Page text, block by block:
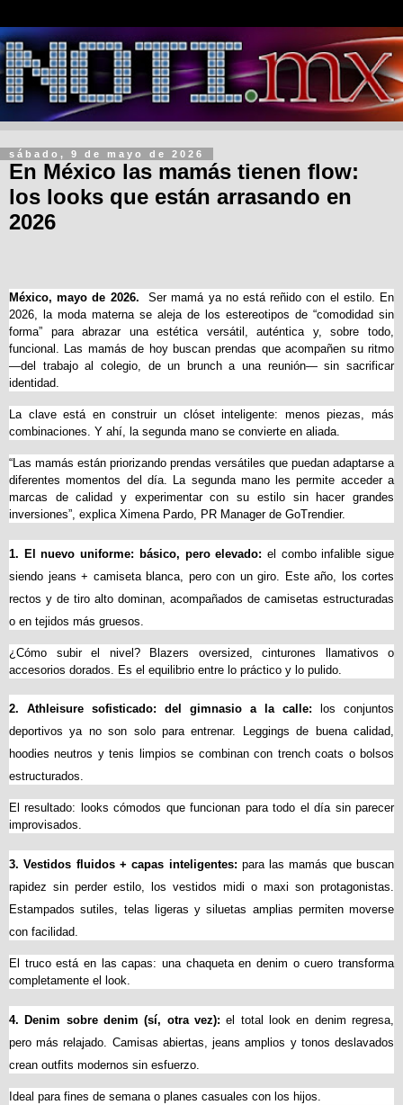
sábado, 9 de mayo de 2026
En México las mamás tienen flow:
los looks que están arrasando en
2026
México, mayo de 2026.
Ser mamá ya no está reñido con el estilo. En
2026, la moda materna se aleja de los estereotipos de “comodidad sin
forma” para abrazar una estética versátil, auténtica y, sobre todo,
funcional. Las mamás de hoy buscan prendas que acompañen su ritmo
—del trabajo al colegio, de un brunch a una reunión— sin sacrificar
identidad.
La clave está en construir un clóset inteligente: menos piezas, más
combinaciones. Y ahí, la segunda mano se convierte en aliada.
“Las mamás están priorizando prendas versátiles que puedan adaptarse a
diferentes momentos del día. La segunda mano les permite acceder a
marcas de calidad y experimentar con su estilo sin hacer grandes
inversiones”, explica Ximena Pardo, PR Manager de GoTrendier.
1. El nuevo uniforme: básico, pero elevado: el combo infalible sigue
siendo jeans + camiseta blanca, pero con un giro. Este año, los cortes
rectos y de tiro alto dominan, acompañados de camisetas estructuradas
o en tejidos más gruesos.
¿Cómo subir el nivel? Blazers oversized, cinturones llamativos o
accesorios dorados. Es el equilibrio entre lo práctico y lo pulido.
2. Athleisure sofisticado: del gimnasio a la calle: los conjuntos
deportivos ya no son solo para entrenar. Leggings de buena calidad,
hoodies neutros y tenis limpios se combinan con trench coats o bolsos
estructurados.
El resultado: looks cómodos que funcionan para todo el día sin parecer
improvisados.
3. Vestidos fluidos + capas inteligentes: para las mamás que buscan
rapidez sin perder estilo, los vestidos midi o maxi son protagonistas.
Estampados sutiles, telas ligeras y siluetas amplias permiten moverse
con facilidad.
El truco está en las capas: una chaqueta en denim o cuero transforma
completamente el look.
4. Denim sobre denim (sí, otra vez): el total look en denim regresa,
pero más relajado. Camisas abiertas, jeans amplios y tonos deslavados
crean outfits modernos sin esfuerzo.
Ideal para fines de semana o planes casuales con los hijos.